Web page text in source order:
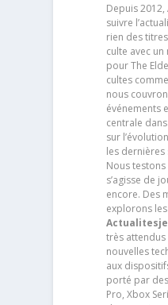
Depuis
suivre
rien des
culte avec
pour The
cultes
nous
événements
centrale
sur
les dernières
Nous
s’agisse de
encore. Des
explorons
très attendus
nouvelles
aux
porté par
Pro, Xbox